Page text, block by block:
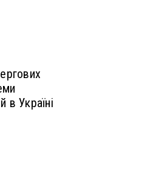
в Україні